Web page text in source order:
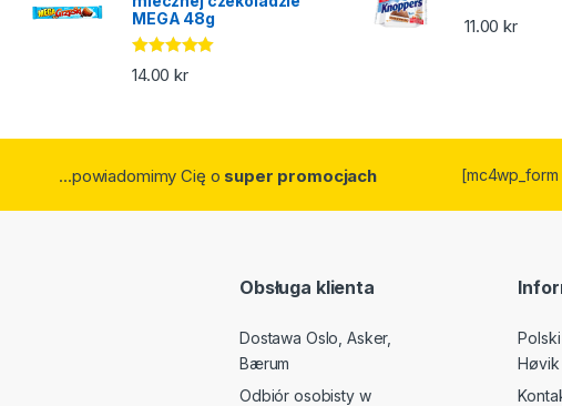
MEGA 48g
Oceniono
5.00na 5
14.00kr
11.00kr
...powiadomimy Cię o super promocjach
Obsługa klienta
Dostawa Oslo, Asker,
Bærum
Odbiór osobisty w
Høvik